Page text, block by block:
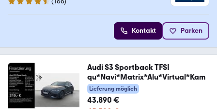
4.7 Sterne
Kontakt Parken
Audi S3 Sportback TFSI
qu*Navi*Matrix*Alu*Virtual*Kam
Lieferung möglich
43.890 €